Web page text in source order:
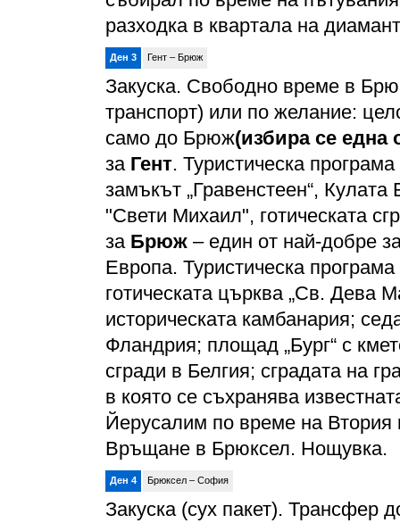
разходка в квартала на
Ден 3 Гент – Брюж
Закуска. Свободно време в
транспорт) или по желание:
само до Брюж(избира се една
за Гент. Туристическа
замъкът „Гравенстеен“,
"Свети Михаил", готическата
за Брюж – един от най-добре
Европа. Туристическа
готическата църква „Св. Дева
историческата камбанария;
Фландрия; площад „Бург“ с
сгради в Белгия; сградата на
в която се съхранява
Йерусалим по време на
Връщане в Брюксел. Нощувка.
Ден 4 Брюксел – София
Закуска (сух пакет). Трансфер